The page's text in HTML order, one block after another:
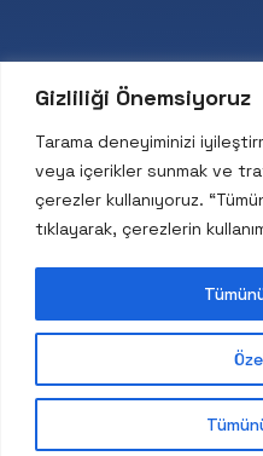
Gizliliği Önemsiyoruz
Tarama deneyiminizi
veya içerikler sunmak ve
çerezler kullanıyoruz.
tıklayarak, çerezlerin
Contact
S.S. İstanbul Mermerciler
Köyü DİLOVASI / KOCAELİ-
90 262 728 11 60
info@liderkalip.com
© 2026 Lider Kalıp – Tüm